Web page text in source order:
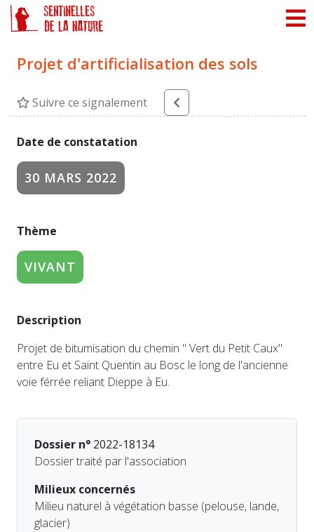
Projet d'artificialisation des sols
Suivre ce signalement
Date de constatation
30 MARS 2022
Thème
VIVANT
Description
Projet de bitumisation du chemin " Vert du Petit Caux"
entre Eu et Saint Quentin au Bosc le long de l'ancienne
voie férrée reliant Dieppe à Eu.
Dossier n° 2022-18134
Dossier traité par l'association
Milieux concernés
Milieu naturel à végétation basse (pelouse, lande,
glacier)
Panneau de gestion des cookies